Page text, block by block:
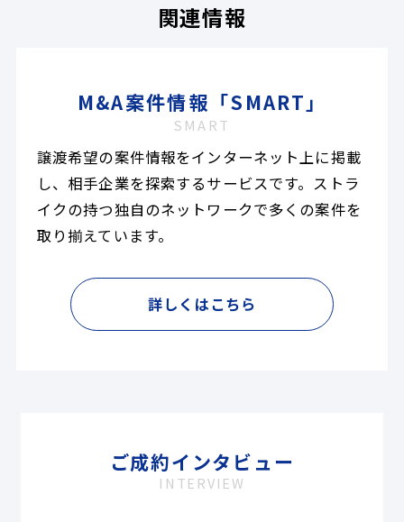
関連情報
M&A案件情報「SMART」
SMART
譲渡希望の案件情報をインターネット上に掲載
し、相手企業を探索するサービスです。ストラ
イクの持つ独自のネットワークで多くの案件を
取り揃えています。
詳しくはこちら
ご成約インタビュー
INTERVIEW